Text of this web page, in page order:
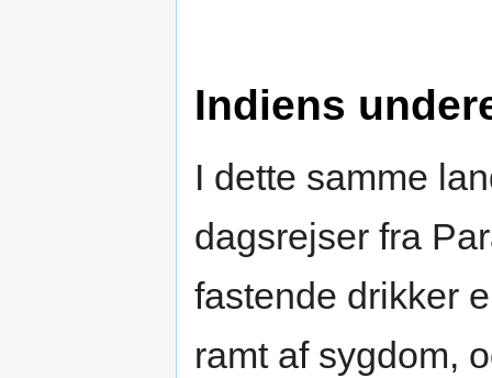
Indiens
I dette samme
dagsrejser fra
fastende drikker
ramt af sygdom,